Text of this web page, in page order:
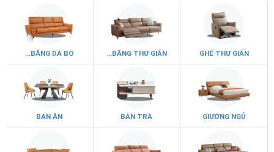
...BĂNG DA BÒ ...BĂNG THƯ GIÃN GHẾ THƯ GIÃN
BÀN ĂN BÀN TRÀ GIƯỜNG NGỦ